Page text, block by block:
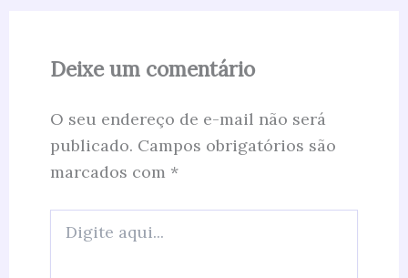
Deixe um comentário
O seu endereço de e-mail não será
publicado. Campos obrigatórios são
marcados com *
aqui...